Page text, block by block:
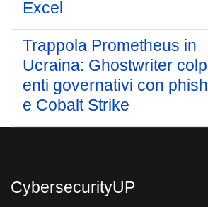
Excel
Trappola Prometheus in
Ucraina: Ghostwriter
enti governativi con
e Cobalt Strike
CybersecurityUP